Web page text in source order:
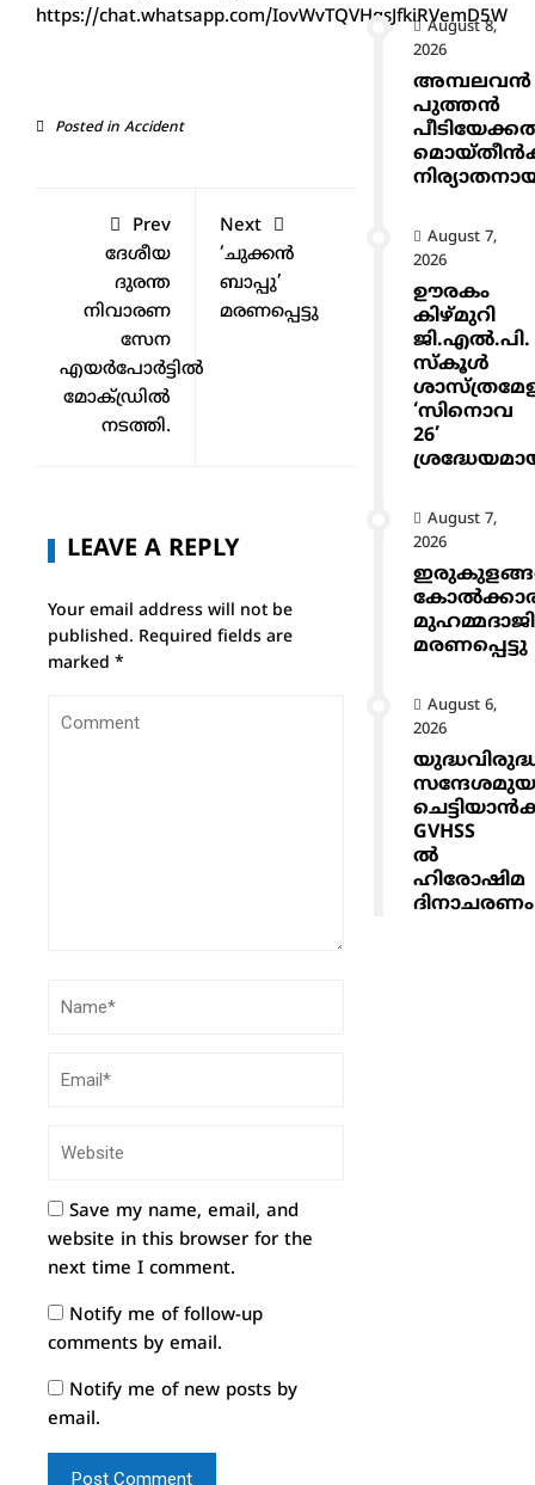
https://chat.whatsapp.com/IovWvTQVHgsJfkiRVemD5W
Posted in Accident
Prev
ദേശീയ
ദുരന്ത
നിവാരണ
സേന
എയർപോർട്ടിൽ
മോക്ഡ്രിൽ
നടത്തി.
Next
‘ചുക്കൻ
ബാപ്പു’
മരണപ്പെട്ടു
LEAVE A REPLY
Your email address will not be
published. Required fields are
marked *
Save my name, email, and
website in this browser for the
next time I comment.
Notify me of follow-up
comments by email.
Notify me of new posts by
email.
August 8,
2026
അമ്പലവൻ
പുത്തൻ
August 7,
2026
ഊരകം
കിഴ്മുറി
ജി.എൽ.പി.
സ്കൂൾ
‘സിനൊവ
26’
August 7,
2026
മുഹമ്മദാജി
മരണപ്പെട്ടു
August 6,
2026
GVHSS
ൽ
ഹിരോഷിമ
ദിനാചരണം